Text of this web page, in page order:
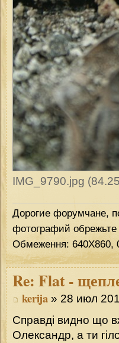
IMG_9790.jpg
Дорогие форумчане,
фотографий обрежьте
Обмеження: 640Х860,
Re: Flat -
kerija » 28 июл
Справді видно що
Олександр, а ти